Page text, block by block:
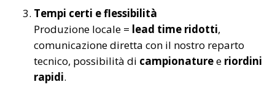
Tempi certi e flessibilità
Produzione locale = lead time ridotti,
comunicazione diretta con il nostro reparto
tecnico, possibilità di campionaturee riordini
rapidi.